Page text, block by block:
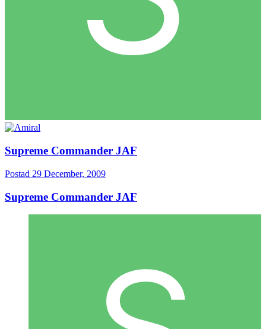
Supreme Commander JAF
Postad 29 December, 2009
Supreme Commander JAF